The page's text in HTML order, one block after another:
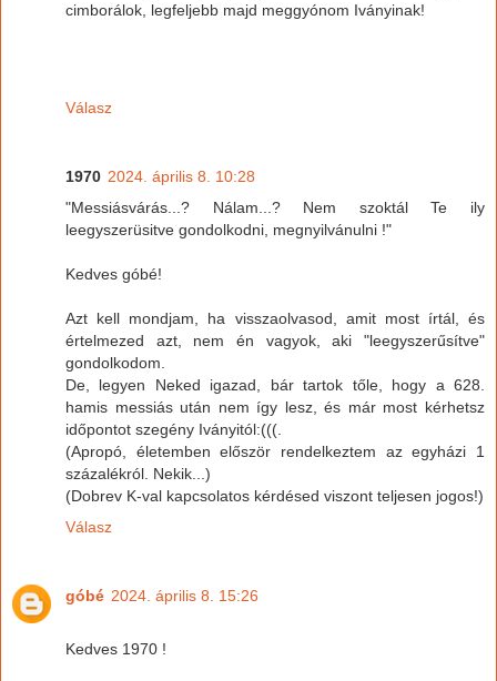
cimborálok, legfeljebb majd meggyónom Iványinak!
Válasz
1970 2024. április 8. 10:28
"Messiásvárás...? Nálam...? Nem szoktál Te ily
leegyszerüsitve gondolkodni, megnyilvánulni !"
Kedves góbé!
Azt kell mondjam, ha visszaolvasod, amit most írtál, és
értelmezed azt, nem én vagyok, aki "leegyszerűsítve"
gondolkodom.
De, legyen Neked igazad, bár tartok tőle, hogy a 628.
hamis messiás után nem így lesz, és már most kérhetsz
időpontot szegény Iványitól:(((.
(Apropó, életemben először rendelkeztem az egyházi 1
százalékról. Nekik...)
(Dobrev K-val kapcsolatos kérdésed viszont teljesen jogos!)
Válasz
góbé 2024. április 8. 15:26
Kedves 1970 !